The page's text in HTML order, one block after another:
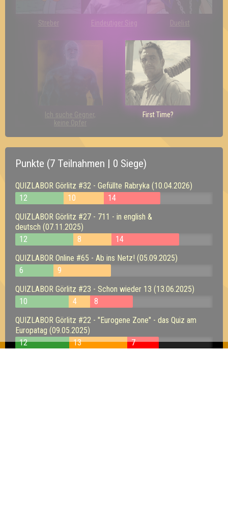
Streber Eindeutiger Sieg Duelist
Ich suche Gegner,
keine Opfer
First Time?
Punkte (7 Teilnahmen | 0 Siege)
QUIZLABOR Görlitz #32 - Gefüllte Rabryka (10.04.2026)
12
10
14
QUIZLABOR Görlitz #27 - 711 - in english &
deutsch (07.11.2025)
12
8
14
QUIZLABOR Online #65 - Ab ins Netz! (05.09.2025)
6
9
QUIZLABOR Görlitz #23 - Schon wieder 13 (13.06.2025)
10
4
8
QUIZLABOR Görlitz #22 - "Eurogene Zone" - das Quiz am
Europatag (09.05.2025)
12
13
7